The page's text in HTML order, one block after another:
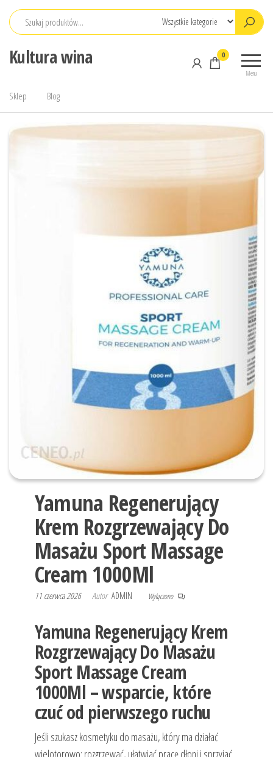
Przejdź
Kultura wina
Menu
0
Sklep Blog
Yamuna Regenerujący
Krem Rozgrzewający Do
Masażu Sport Massage
Cream 1000Ml
11 czerwca 2026 Autor ADMIN Wyłączono
Yamuna Regenerujący Krem
Rozgrzewający Do Masażu
Sport Massage Cream
1000Ml – wsparcie, które
czuć od pierwszego ruchu
Jeśli szukasz kosmetyku do masażu, który ma działać